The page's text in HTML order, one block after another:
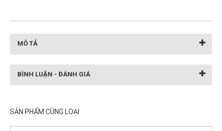
MÔ TẢ
BÌNH LUẬN - ĐÁNH GIÁ
SẢN PHẨM CÙNG LOẠI